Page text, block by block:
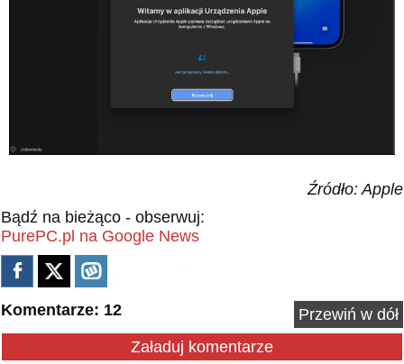
Źródło: Apple
Bądź na bieżąco - obserwuj:
PurePC.pl na Google News
Komentarze: 12
Przewiń w dół
Załaduj komentarze